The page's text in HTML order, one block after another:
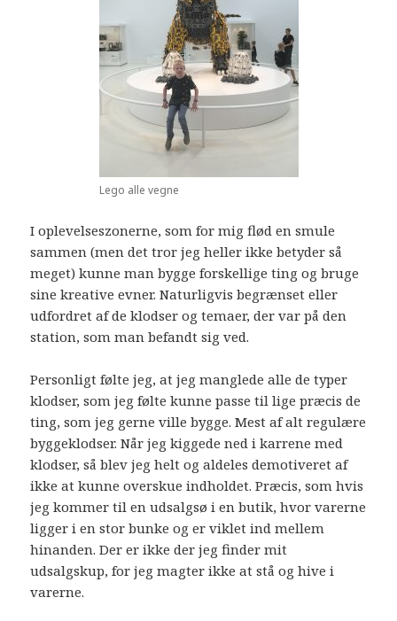
Lego alle vegne
I oplevelseszonerne, som for mig flød en smule
sammen (men det tror jeg heller ikke betyder så
meget) kunne man bygge forskellige ting og bruge
sine kreative evner. Naturligvis begrænset eller
udfordret af de klodser og temaer, der var på den
station, som man befandt sig ved.
Personligt følte jeg, at jeg manglede alle de typer
klodser, som jeg følte kunne passe til lige præcis de
ting, som jeg gerne ville bygge. Mest af alt regulære
byggeklodser. Når jeg kiggede ned i karrene med
klodser, så blev jeg helt og aldeles demotiveret af
ikke at kunne overskue indholdet. Præcis, som hvis
jeg kommer til en udsalgsø i en butik, hvor varerne
ligger i en stor bunke og er viklet ind mellem
hinanden. Der er ikke der jeg finder mit
udsalgskup, for jeg magter ikke at stå og hive i
varerne.